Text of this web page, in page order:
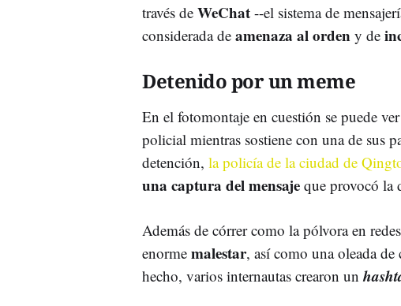
través de WeChat --el sistema de
considerada de amenaza al orden y de
Detenido por un meme
En el fotomontaje en cuestión se puede ver
policial mientras sostiene con una de sus
detención, la policía de la ciudad de
una captura del mensaje que provocó la
Además de córrer como la pólvora en
enorme malestar, así como una oleada
hecho, varios internautas crearon un